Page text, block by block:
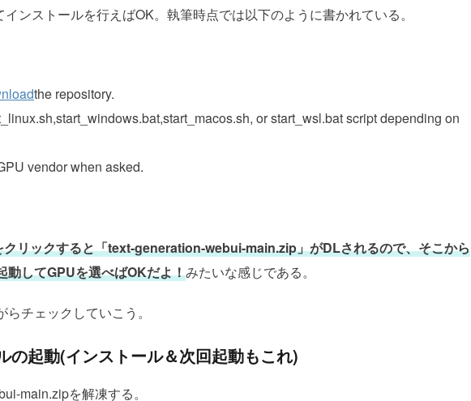
ンストールを行えばOK。執筆時点では以下のように書かれている。
the repository.
or start_wsl.bat script depending on
vendor when asked.
リックすると「text-generation-webui-main.zip」がDLされるので、そこから
動してGPUを選べばOKだよ！みたいな感じである。
チェックしていこう。
の起動(インストール＆次回起動もこれ)
main.zipを解凍する。